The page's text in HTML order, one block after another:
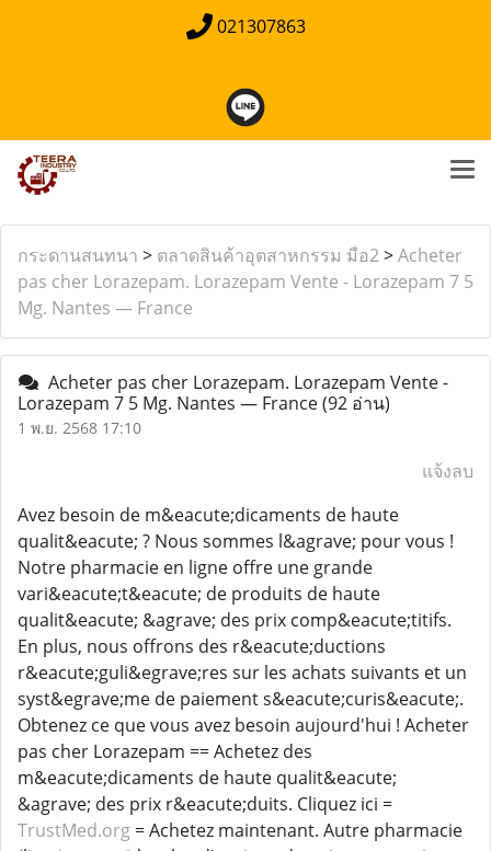
021307863
กระดานสนทนา > ตลาดสินค้าอุตสาหกรรม มือ2>Acheter
pas cher Lorazepam. Lorazepam Vente - Lorazepam 7 5
Mg. Nantes — France
Acheter pas cher Lorazepam. Lorazepam Vente -
Lorazepam 7 5 Mg. Nantes — France(92 อ่าน)
1 พ.ย. 2568 17:10
แจ้งลบ
Avez besoin de m&eacute;dicaments de haute
qualit&eacute; ? Nous sommes l&agrave; pour vous !
Notre pharmacie en ligne offre une grande
vari&eacute;t&eacute; de produits de haute
qualit&eacute; &agrave; des prix comp&eacute;titifs.
En plus, nous offrons des r&eacute;ductions
r&eacute;guli&egrave;res sur les achats suivants et un
syst&egrave;me de paiement s&eacute;curis&eacute;.
Obtenez ce que vous avez besoin aujourd'hui ! Acheter
pas cher Lorazepam == Achetez des
m&eacute;dicaments de haute qualit&eacute;
&agrave; des prix r&eacute;duits. Cliquez ici =
TrustMed.org = Achetez maintenant. Autre pharmacie